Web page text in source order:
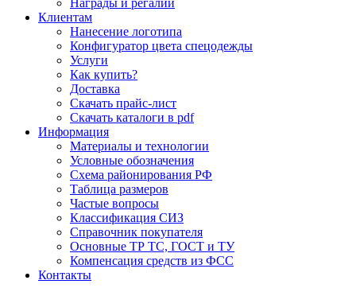
Награды и регалии
Клиентам
Нанесение логотипа
Конфигуратор цвета спецодежды
Услуги
Как купить?
Доставка
Скачать прайс-лист
Скачать каталоги в pdf
Информация
Материалы и технологии
Условные обозначения
Схема районирования РФ
Таблица размеров
Частые вопросы
Классификация СИЗ
Справочник покупателя
Основные ТР ТС, ГОСТ и ТУ
Компенсация средств из ФСС
Контакты